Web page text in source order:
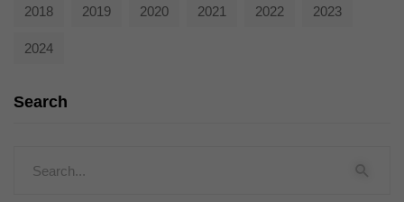
2018 2019 2020 2021 2022 2023
2024
Search